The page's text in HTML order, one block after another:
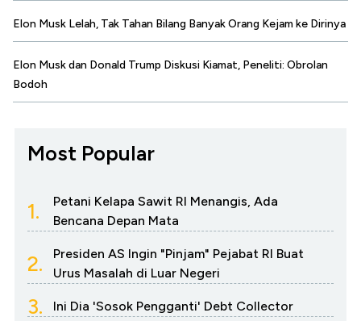
Elon Musk Lelah, Tak Tahan Bilang Banyak Orang Kejam ke Dirinya
Elon Musk dan Donald Trump Diskusi Kiamat, Peneliti: Obrolan
Bodoh
Most Popular
1.
Petani Kelapa Sawit RI Menangis, Ada
Bencana Depan Mata
2.
Presiden AS Ingin "Pinjam" Pejabat RI Buat
Urus Masalah di Luar Negeri
3. Ini Dia 'Sosok Pengganti' Debt Collector